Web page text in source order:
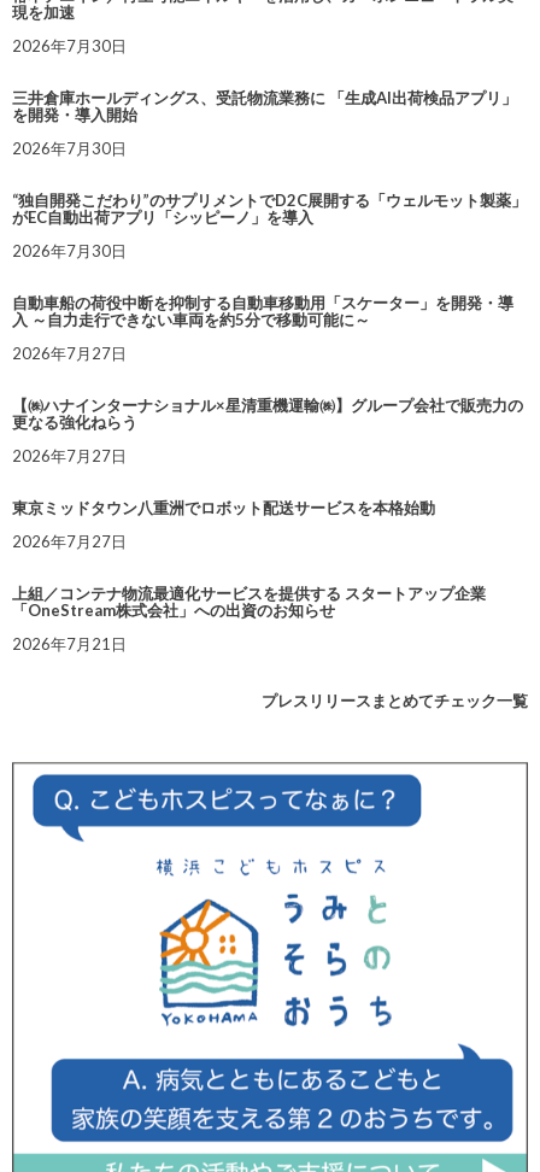
現を加速
2026年7月30日
三井倉庫ホールディングス、受託物流業務に 「生成AI出荷検品アプリ」
を開発・導入開始
2026年7月30日
“独自開発こだわり”のサプリメントでD2C展開する「ウェルモット製薬」
がEC自動出荷アプリ「シッピーノ」を導入
2026年7月30日
自動車船の荷役中断を抑制する自動車移動用「スケーター」を開発・導
入 ～自力走行できない車両を約5分で移動可能に～
2026年7月27日
【㈱ハナインターナショナル×星清重機運輸㈱】グループ会社で販売力の
更なる強化ねらう
2026年7月27日
東京ミッドタウン八重洲でロボット配送サービスを本格始動
2026年7月27日
上組／コンテナ物流最適化サービスを提供する スタートアップ企業
「OneStream株式会社」への出資のお知らせ
2026年7月21日
プレスリリースまとめてチェック一覧